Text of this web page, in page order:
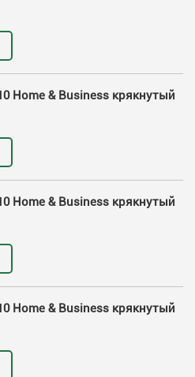
Home & Business крякнутый
Home & Business крякнутый
Home & Business крякнутый